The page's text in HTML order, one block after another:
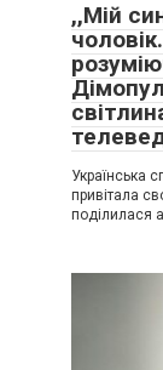
,,Мій
Українська
привітала
поділилася